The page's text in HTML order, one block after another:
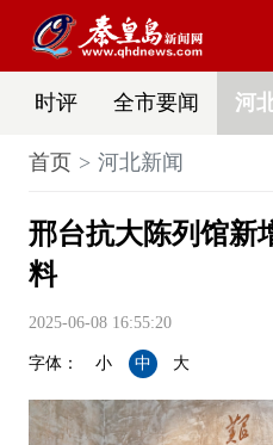
时评 全市要闻 河
首页 河北新闻
邢台抗大陈列馆新
料
2025-06-08 16:55:20
字体： 小 中 大